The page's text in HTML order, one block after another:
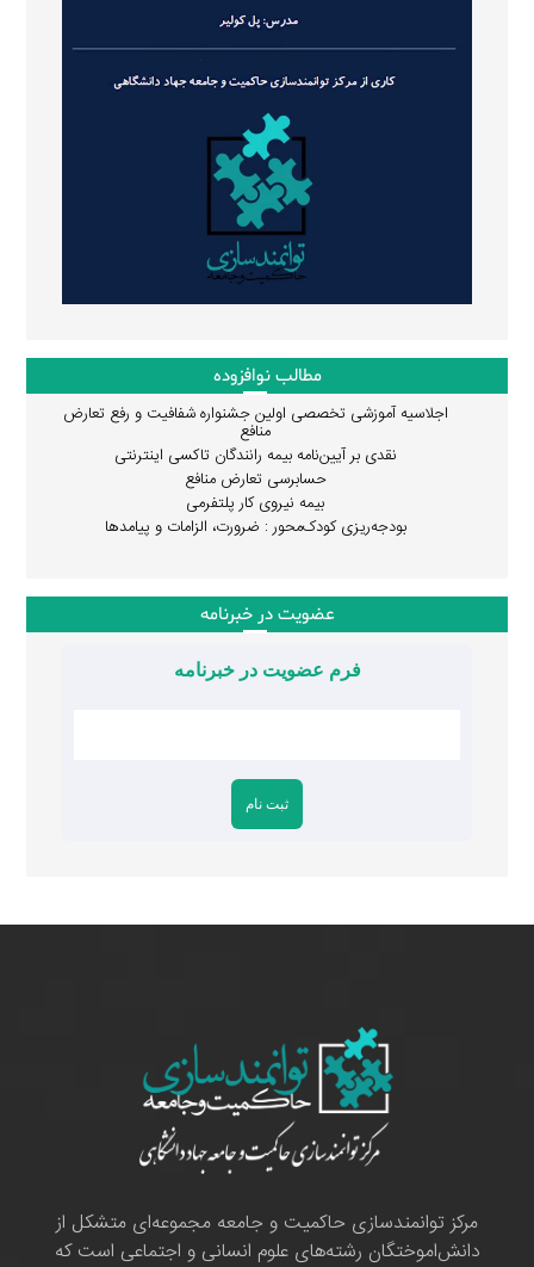
مطالب نوافزوده
اجلاسیه آموزشی تخصصی اولین جشنواره شفافیت و رفع تعارض
منافع
نقدی بر آیین‌نامه بیمه رانندگان تاکسی اینترنتی
حسابرسی تعارض منافع
بیمه نیروی کار پلتفرمی
بودجه‌ریزی کودک‌محور : ضرورت، الزامات و پیامدها
عضویت در خبرنامه
فرم عضویت در خبرنامه
مرکز توانمندسازی حاکمیت و جامعه مجموعه‌ای متشکل از
دانش‌اموختگان رشته‌های علوم انسانی و اجتماعی است که